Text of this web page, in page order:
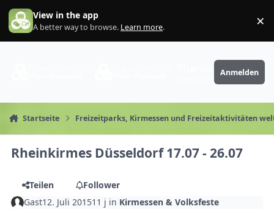
Zum Inhalt springen
View in the app
A better way to browse. Learn more. ×
PhantaFriends.de
Anmelden
Startseite Freizeitparks, Kirmessen und Freizeitaktivitäten
Rheinkirmes Düsseldorf 17.07 - 26.07
Teilen
Follower
Gast12. Juli 201511 j in Kirmessen & Volksfeste